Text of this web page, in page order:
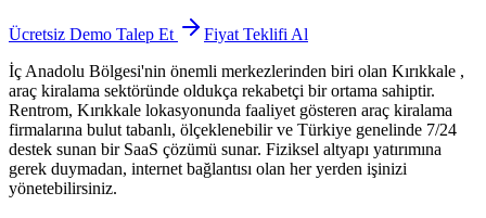
Ücretsiz Demo Talep Et
Fiyat Teklifi Al
İç Anadolu Bölgesi'nin önemli merkezlerinden biri olan Kırıkkale ,
araç kiralama sektöründe oldukça rekabetçi bir ortama sahiptir.
Rentrom, Kırıkkale lokasyonunda faaliyet gösteren araç kiralama
firmalarına bulut tabanlı, ölçeklenebilir ve Türkiye genelinde 7/24
destek sunan bir SaaS çözümü sunar. Fiziksel altyapı yatırımına
gerek duymadan, internet bağlantısı olan her yerden işinizi
yönetebilirsiniz.